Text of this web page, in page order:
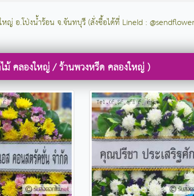
ญ่ อ.โป่งน้ำร้อน จ.จันทบุรี (สั่งซื้อได้ที่ LineId :
ม้ คลองใหญ่ / ร้านพวงหรีด คลองใหญ่ )